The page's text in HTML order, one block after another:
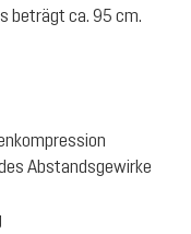
beträgt ca. 95 cm.
Abstandsgewirke